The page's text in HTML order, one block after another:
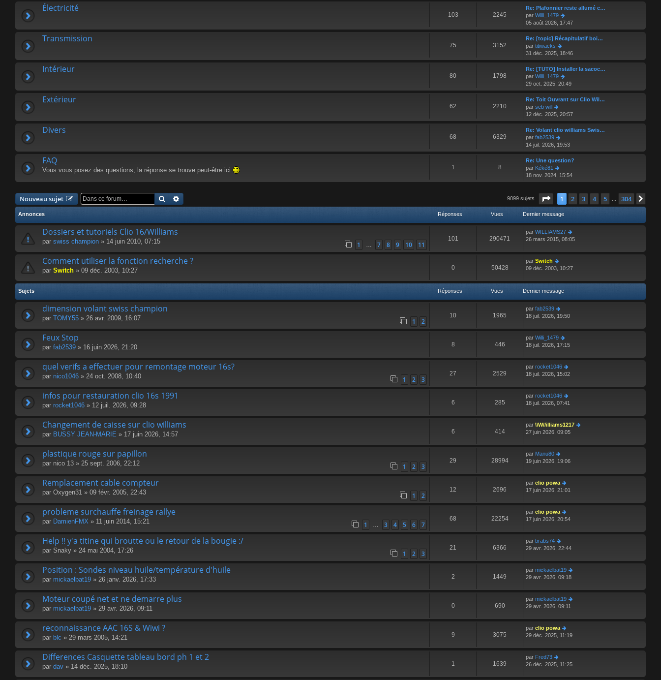
r
n
r
e
s
a
g
r
l
e
d
n
r
m
e
s
g
Électricité
103 2245
Re: Plafonnier reste allumé c…
par Willi_1479
o
i
r
e
d
e
n
r
e
s
g
05 août 2026, 17:47
Transmission
75 3152
Re: [topic] Récapitulatif boi…
par titiwacks
o
i
r
l
e
d
n
e
s
g
31 déc. 2025, 18:46
Intérieur
80 1798
Re: [TUTO] Installer la sacoc…
par Willi_1479
o
i
r
e
d
n
r
e
s
g
29 oct. 2025, 20:49
Extérieur
62 2210
Re: Toit Ouvrant sur Clio Wil…
par seb will
o
i
r
l
e
d
e
n
r
m
s
s
a
g
12 déc. 2025, 20:57
Divers
68 6329
Re: Volant clio williams Swis…
par fab2539
o
i
r
e
d
r
n
e
m
e
g
14 juil. 2026, 19:53
FAQ
Vous vous posez des questions, la réponse se trouve peut-être ici 1 8
Re: Une question?
par Kéké81
o
i
l
e
e
n
e
s
a
g
18 nov. 2024, 15:54
Nouveau sujet Rechercher 9099 sujets Page sur304
1 2 3 4 5 304
Annonces Réponses Vues Dernier message
Dossiers et tutoriels Clio 16/Williams
par swiss champion » 14 juin 2010, 07:15 1 … 7 8 9 10 11
101 290471
par WILLIAMS27
26 mars 2015, 08:05
Comment utiliser la fonction recherche ?
par Switch » 09 déc. 2003, 10:27 0 50428
par Switch
09 déc. 2003, 10:27
Sujets Réponses Vues Dernier message
dimension volant swiss champion
par TOMY55 » 26 avr. 2009, 16:07 1 2
10 1965
par fab2539
18 juil. 2026, 19:50
Feux Stop
par fab2539 » 16 juin 2026, 21:20 8 446
par Willi_1479
18 juil. 2026, 17:15
quel verifs a effectuer pour remontage moteur 16s?
par nico1046 » 24 oct. 2008, 10:40 1 2 3
27 2529
par rocket1046
18 juil. 2026, 15:02
infos pour restauration clio 16s 1991
par rocket1046 » 12 juil. 2026, 09:28 6 285
par rocket1046
18 juil. 2026, 07:41
Changement de caisse sur clio williams
par BUSSY JEAN-MARIE » 17 juin 2026, 14:57 6 414
par \\W//illiams1217
27 juin 2026, 09:05
plastique rouge sur papillon
par nico 13 » 25 sept. 2006, 22:12 1 2 3
29 28994
par Manu80
19 juin 2026, 19:06
Remplacement cable compteur
par Oxygen31 » 09 févr. 2005, 22:43 1 2
12 2696
par clio powa
17 juin 2026, 21:01
probleme surchauffe freinage rallye
par DamienFMX » 11 juin 2014, 15:21 1 … 3 4 5 6 7
68 22254
par clio powa
17 juin 2026, 20:54
Help !! y'a titine qui broutte ou le retour de la bougie :/
par Snaky » 24 mai 2004, 17:26 1 2 3
21 6366
par brabs74
29 avr. 2026, 22:44
Position : Sondes niveau huile/température d'huile
par mickaelbat19 » 26 janv. 2026, 17:33 2 1449
par mickaelbat19
29 avr. 2026, 09:18
Moteur coupé net et ne demarre plus
par mickaelbat19 » 29 avr. 2026, 09:11 0 690
par mickaelbat19
29 avr. 2026, 09:11
reconnaissance AAC 16S & Wiwi ?
par blc » 29 mars 2005, 14:21 9 3075
par clio powa
29 déc. 2025, 11:19
Differences Casquette tableau bord ph 1 et 2
par dav » 14 déc. 2025, 18:10 1 1639
par Fred73
26 déc. 2025, 11:25